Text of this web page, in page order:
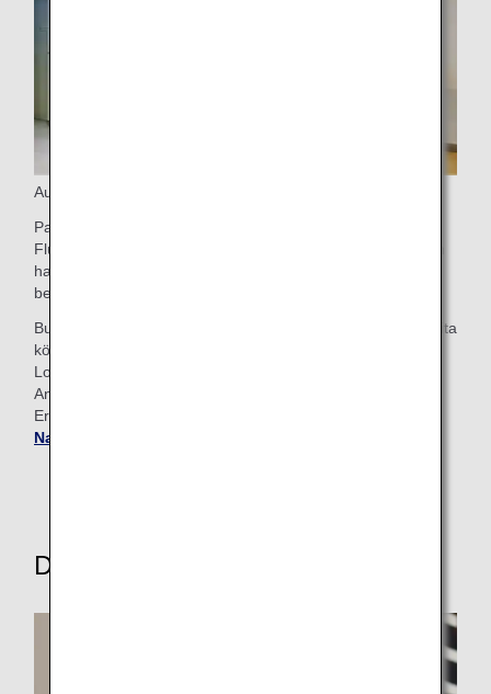
Ausstieg
Passagiere der Business Class dürfen zuerst aus dem
Flugzeug aussteigen. Wenn Sie Gepäckstücke aufgegeben
haben, begeben Sie sich zur Gepäckausgabe, wo Ihre
bevorzugten Gepäckstücke sofort eintreffen sollten.
Business Class-Passagiere mit Ausstieg am Flughafen Narita
können sich außerdem in der ANA Arrival
Lounge entspannen, bevor sie einen innerjapanischen
Anschlussflug nutzen oder den Flughafen verlassen.
Erfahren Sie mehr über unsere
Narita
Diese weiteren Services entdecken